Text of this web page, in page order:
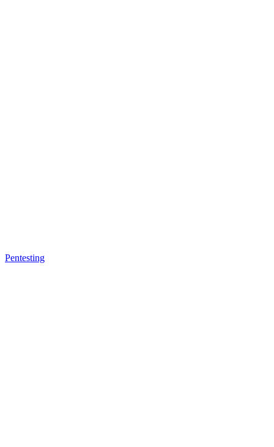
Pentesting